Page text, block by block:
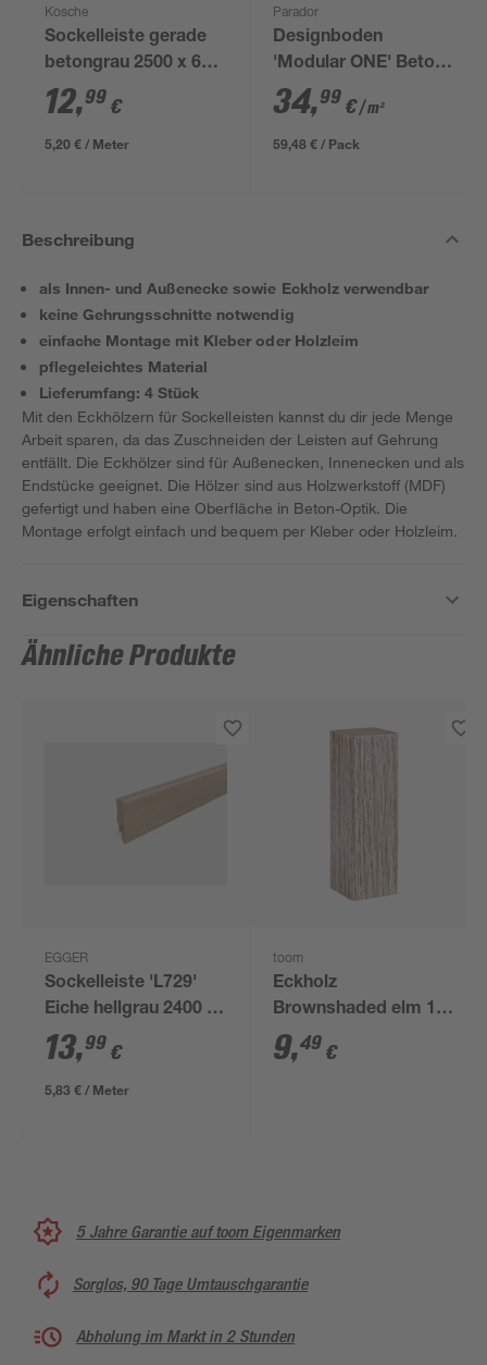
Kosche
Sockelleiste gerade
betongrau 2500 x 60 x
13 mm
12,99 €
5,20 € / Meter
Parador
Designboden
'Modular ONE' Beton
dunkelgrau 8 mm
34,99 €/ m²
59,48 € / Pack
Beschreibung
als Innen- und Außenecke sowie Eckholz verwendbar
keine Gehrungsschnitte notwendig
einfache Montage mit Kleber oder Holzleim
pflegeleichtes Material
Lieferumfang: 4 Stück
Mit den Eckhölzern für Sockelleisten kannst du dir jede Menge
Arbeit sparen, da das Zuschneiden der Leisten auf Gehrung
entfällt. Die Eckhölzer sind für Außenecken, Innenecken und als
Endstücke geeignet. Die Hölzer sind aus Holzwerkstoff (MDF)
gefertigt und haben eine Oberfläche in Beton-Optik. Die
Montage erfolgt einfach und bequem per Kleber oder Holzleim.
Eigenschaften
Ähnliche Produkte
EGGER
Sockelleiste 'L729'
Eiche hellgrau 2400 x
58 x 14 mm
13,99 €
5,83 € / Meter
toom
Eckholz
Brownshaded elm 19
x 60 mm, 4 Stück
9,49 €
5 Jahre Garantie auf toom Eigenmarken
Sorglos, 90 Tage Umtauschgarantie
Abholung im Markt in 2 Stunden